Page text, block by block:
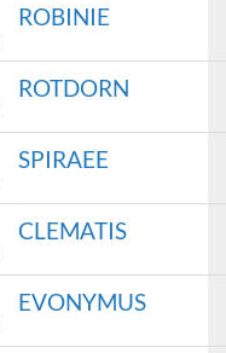
ROBINIE
ROTDORN
SPIRAEE
CLEMATIS
EVONYMUS